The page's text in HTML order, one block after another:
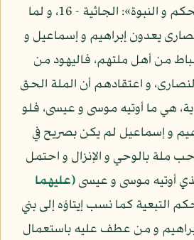
بني إسرائيل الكتاب و الحكم و النبوة»: الجاثية - 16، و لما
يعدون إبراهيم و إسماعيل و
من أهل ملتهم، فاليهود من
و اعتقادهم أن الملة الحق
هي ما أوتيه موسى و عيسى، فلو
و إسماعيل لم يكن بصريح في
بالوحي و الإنزال و احتمل
أوتيه موسى و عيسى(عليهما
التبعية كما نسب إيتاؤه إلى بني
و من عطف عليه باستعمال